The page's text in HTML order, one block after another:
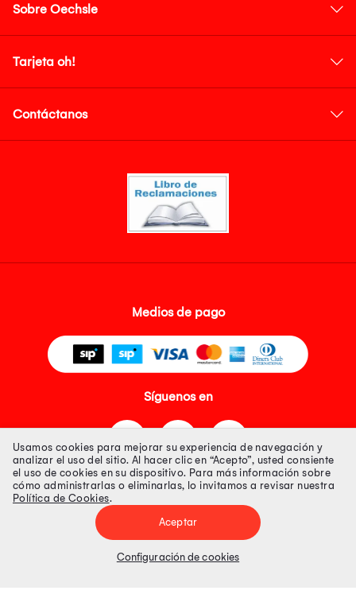
Sobre Oechsle
Tarjeta oh!
Contáctanos
Medios de pago
Síguenos en
Tienda 100% Segura
Tiendas Peruanas S.A. R.U.C. Nº 20493020618. Todos los derechos
Precios disponibles solo en www.oechsle.pe. Precios online publicados
Usamos cookies para mejorar su experiencia de navegación y
analizar el uso del sitio. Al hacer clic en “Acepto”, usted consiente
el uso de cookies en su dispositivo. Para más información sobre
cómo administrarlas o eliminarlas, lo invitamos a revisar nuestra
Política de Cookies.
Aceptar
Configuración de cookies